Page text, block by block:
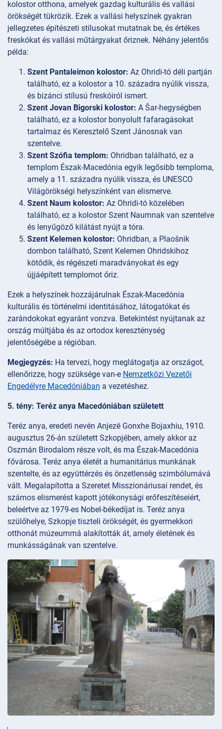
kolostor otthona, amelyek gazdag kulturális és vallási
örökségét tükrözik. Ezek a vallási helyszínek gyakran
jellegzetes építészeti stílusokat mutatnak be, és értékes
freskókat és vallási műtárgyakat őriznek. Néhány jelentős
példa:
Szent Pantaleimon kolostor: Az Ohridi-tó déli partján
található, ez a kolostor a 10. századra nyúlik vissza,
és bizánci stílusú freskóiról ismert.
Szent Jovan Bigorski kolostor: A Šar-hegységben
található, ez a kolostor bonyolult fafaragásokat
tartalmaz és Keresztelő Szent Jánosnak van
szentelve.
Szent Szófia templom: Ohridban található, ez a
templom Észak-Macedónia egyik legősibb temploma,
amely a 11. századra nyúlik vissza, és UNESCO
Világörökségi helyszínként van elismerve.
Szent Naum kolostor: Az Ohridi-tó közelében
található, ez a kolostor Szent Naumnak van szentelve
és lenyűgöző kilátást nyújt a tóra.
Szent Kelemen kolostor: Ohridban, a Plaošnik
dombon található, Szent Kelemen Ohridskihoz
kötődik, és régészeti maradványokat és egy
újjáépített templomot őriz.
Ezek a helyszínek hozzájárulnak Észak-Macedónia
kulturális és történelmi identitásához, látogatókat és
zarándokokat egyaránt vonzva. Betekintést nyújtanak az
ország múltjába és az ortodox kereszténység
jelentőségébe a régióban.
Megjegyzés: Ha tervezi, hogy meglátogatja az országot,
ellenőrizze, hogy szüksége van-e Nemzetközi Vezetői
Engedélyre Macedóniában a vezetéshez.
5. tény: Teréz anya Macedóniában született
Teréz anya, eredeti nevén Anjezë Gonxhe Bojaxhiu, 1910.
augusztus 26-án született Szkopjében, amely akkor az
Oszmán Birodalom része volt, és ma Észak-Macedónia
fővárosa. Teréz anya életét a humanitárius munkának
szentelte, és az együttérzés és önzetlenség szimbólumává
vált. Megalapította a Szeretet Misszionáriusai rendet, és
számos elismerést kapott jótékonysági erőfeszítéseiért,
beleértve az 1979-es Nobel-békedíjat is. Teréz anya
szülőhelye, Szkopje tiszteli örökségét, és gyermekkori
otthonát múzeummá alakították át, amely életének és
munkásságának van szentelve.